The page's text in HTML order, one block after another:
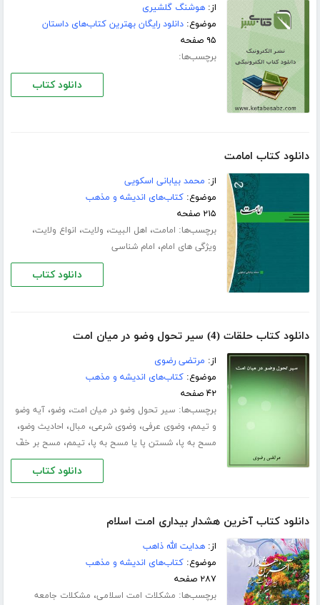
از:هوشنگ گلشیری
موضوع:دانلود رایگان بهترین کتاب‌های داستان
۹۵ صفحه
برچسب‌ها:
دانلود کتاب
دانلود کتاب امامت
از: محمد بیابانی اسکویی
موضوع:کتاب‌های اندیشه و مذهب
۲۱۵ صفحه
برچسب‌ها: امامت، اهل البیت، ولایت، انواع ولایت،
ویژگی های امام، امام شناسی
دانلود کتاب
دانلود کتاب حلقات (4) سیر تحول وضو در میان امت
از: مرتضی رضوی
موضوع:کتاب‌های اندیشه و مذهب
۴۲ صفحه
برچسب‌ها: سیر تحول وضو در میان امت، وضو،آیه وضو
و تیمم، وضوی عرفی، وضوی شرعی، مبال، احادیث وضو،
مسح به پا،شستن پا یا مسح به پا، تیمم، مسح بر خفّ
دانلود کتاب
دانلود کتاب آخرین هشدار بیداری امت اسلام
از:هدایت الله ذاهب
موضوع:کتاب‌های اندیشه و مذهب
۲۸۷ صفحه
برچسب‌ها: مشکلات امت اسلامی، مشکلات جامعه